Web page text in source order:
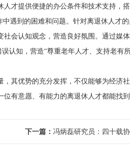
才提供便捷的办公条件和技术支持，
遇到的困难和问题。针对离退休人才
会认知观念，营造良好氛围。通过媒
认知，营造“尊重老年人才、支持老有
优势的充分发挥，不仅能够为经济
有意愿、有能力的离退休人才都能找
下一篇： 冯炳磊研究员：四十载协会